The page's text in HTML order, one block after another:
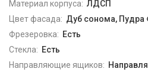
Материал корпуса: ЛДСП
Цвет фасада: Дуб сонома, Пудра
Фрезеровка: Есть
Стекла: Есть
Направляющие ящиков: